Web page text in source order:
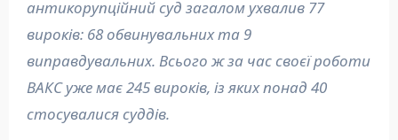
антикорупційний суд загалом ухвалив 77
вироків: 68 обвинувальних та 9
виправдувальних. Всього ж за час своєї роботи
ВАКС уже має 245 вироків, із яких понад 40
стосувалися суддів.